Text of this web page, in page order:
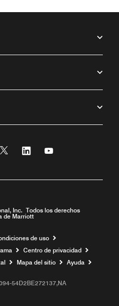
nueva
ventana nueva
Twitter
Abre una ventana nueva
Linkedin
Abre una ventana nueva
Abre una ventana
Inc. Todos los derechos
de Marriott
una ventana nueva
de uso
Centro de privacidad
Mapa del sitio Ayuda
54D2BE272137,NA